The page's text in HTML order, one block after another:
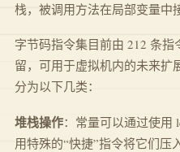
栈，被调用方法在局部变量中
字节码指令集目前由 212 条
留，可用于虚拟机内的未来扩
分为以下几类：
堆栈操作：常量可以通过使用
用特殊的“快捷”指令将它们压